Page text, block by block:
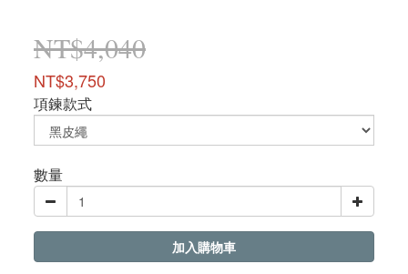
NT$4,040
NT$3,750
項鍊款式
數量
加入購物車